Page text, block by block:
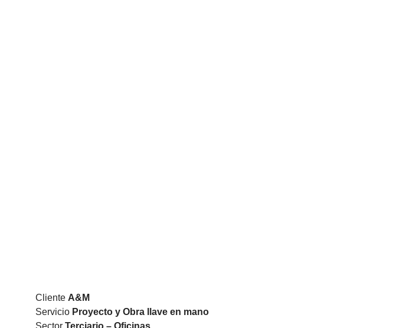
Cliente A&M
Servicio Proyecto y Obra llave en mano
Sector Terciario – Oficinas